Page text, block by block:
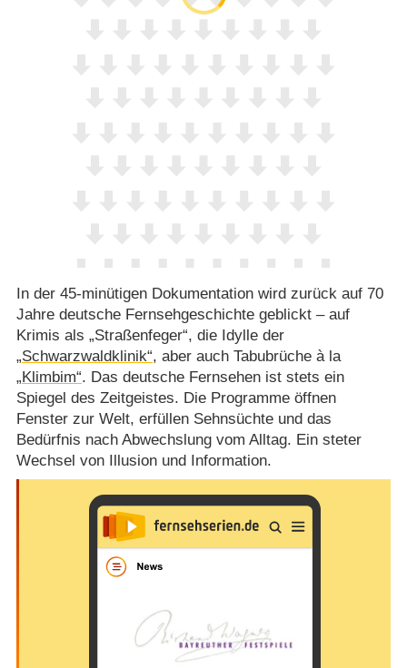
In der 45-minütigen Dokumentation wird zurück auf 70
Jahre deutsche Fernsehgeschichte geblickt – auf
Krimis als „Straßenfeger“, die Idylle der
„Schwarzwaldklinik“, aber auch Tabubrüche à la
„Klimbim“. Das deutsche Fernsehen ist stets ein
Spiegel des Zeitgeistes. Die Programme öffnen
Fenster zur Welt, erfüllen Sehnsüchte und das
Bedürfnis nach Abwechslung vom Alltag. Ein steter
Wechsel von Illusion und Information.